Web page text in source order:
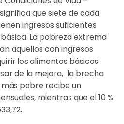
que siete de cada
ingresos suficientes
La pobreza extrema
aquellos con ingresos
los alimentos básicos
de la mejora, la brecha
más pobre recibe un
mientras que el 10 %